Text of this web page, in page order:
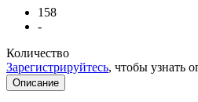
158
-
Количество
Зарегистрируйтесь, чтобы узнать
Описание